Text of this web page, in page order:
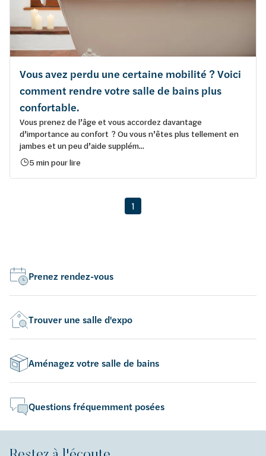
Vous avez perdu une certaine mobilité ? Voici
comment rendre votre salle de bains plus
confortable.
Vous prenez de l’âge et vous accordez davantage
d’importance au confort ? Ou vous n’êtes plus tellement en
jambes et un peu d’aide supplém...
5 min pour lire
1
Prenez rendez-vous
Trouver une salle d'expo
Aménagez votre salle de bains
Questions fréquemment posées